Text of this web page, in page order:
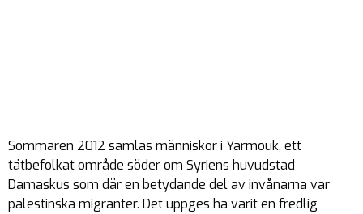
Sommaren 2012 samlas människor i Yarmouk, ett
tätbefolkat område söder om Syriens huvudstad
Damaskus som där en betydande del av invånarna var
palestinska migranter. Det uppges ha varit en fredlig